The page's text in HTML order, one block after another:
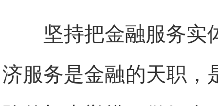
坚持把金融服务实
济服务是金融的天职，